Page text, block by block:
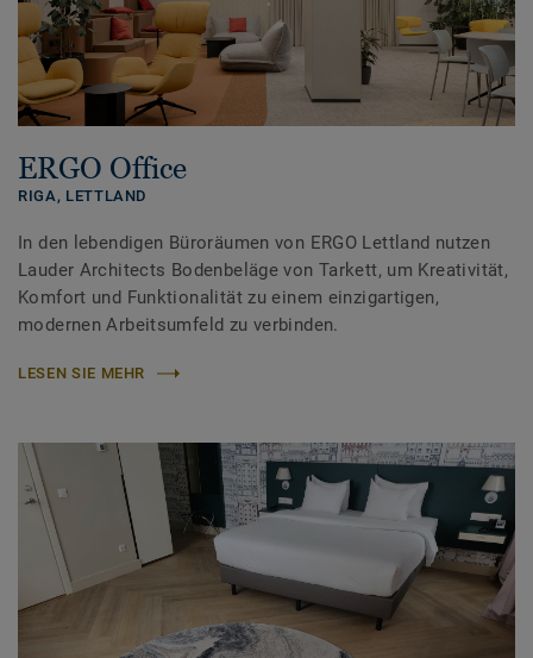
ERGO Office
RIGA, LETTLAND
In den lebendigen Büroräumen von ERGO Lettland nutzen
Lauder Architects Bodenbeläge von Tarkett, um Kreativität,
Komfort und Funktionalität zu einem einzigartigen,
modernen Arbeitsumfeld zu verbinden.
LESEN SIE MEHR